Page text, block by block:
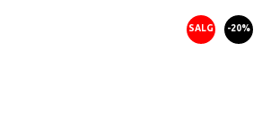
SALG -20%